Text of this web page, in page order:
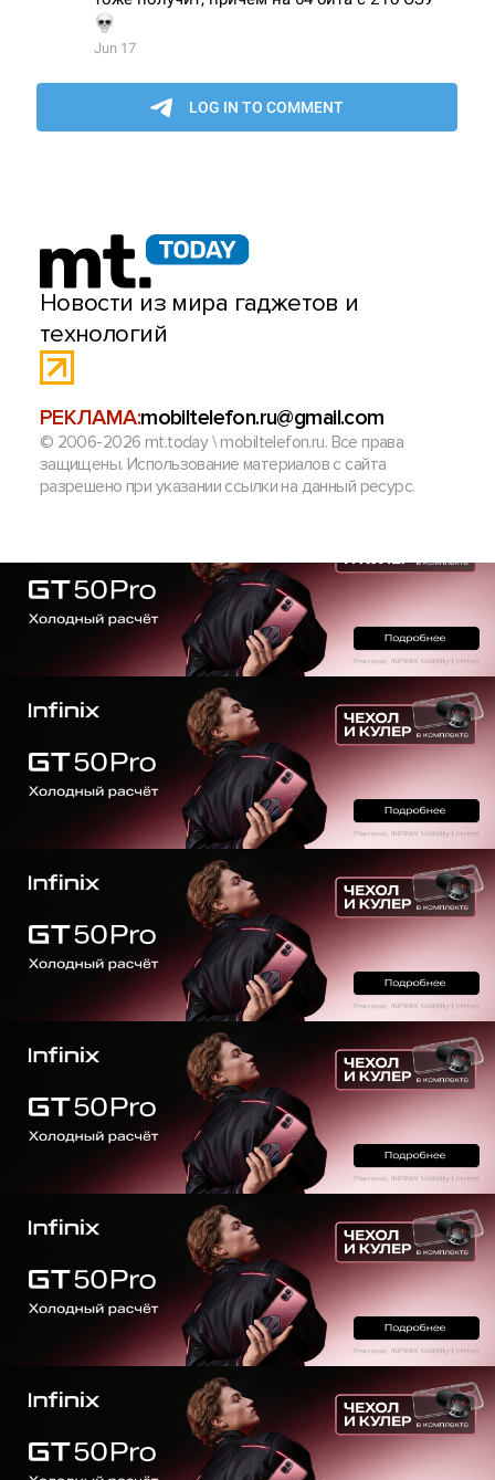
Новости из мира гаджетов и
технологий
РЕКЛАМА:mobiltelefon.ru@gmail.com
© 2006-2026 mt.today \ mobiltelefon.ru. Все права
защищены. Использование материалов с сайта
разрешено при указании ссылки на данный ресурс.